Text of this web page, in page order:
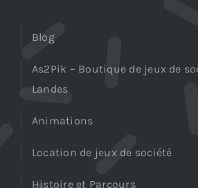
Blog
As2Pik – Boutique de jeux de
Landes
Animations
Location de jeux de société
Histoire et Parcours